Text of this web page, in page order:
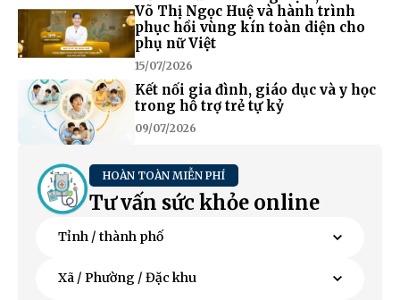
Võ Thị Ngọc Huệ và hành trình
phục hồi vùng kín toàn diện cho
phụ nữ Việt
15/07/2026
Kết nối gia đình, giáo dục và y học
trong hỗ trợ trẻ tự kỷ
09/07/2026
HOÀN TOÀN MIỄN PHÍ
Tư vấn sức khỏe online